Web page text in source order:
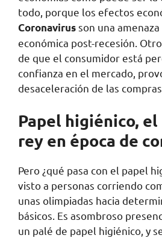
todo, porque los efectos
Coronavirusson una
económica post-recesión.
de que el consumidor está
confianza en el mercado,
desaceleración de las compras.
Papel higiénico,
rey en época de
Pero ¿qué pasa con el papel
visto a personas corriendo
unas olimpiadas hacia
básicos. Es asombroso
un palé de papel higiénico, y